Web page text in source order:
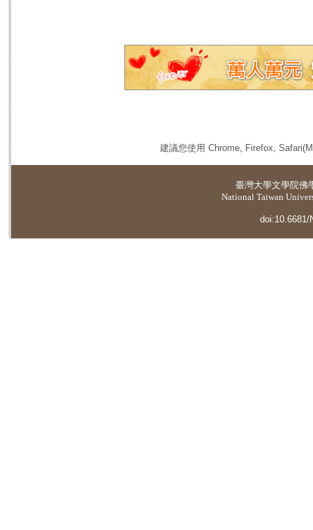
建議您使用 Chrome, Firefox,
臺灣大學文學院佛
National Taiwan
doi:10.6681/